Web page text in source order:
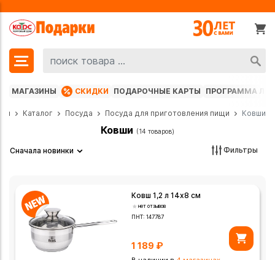
МАГАЗИНЫ СКИДКИ ПОДАРОЧНЫЕ КАРТЫ ПРОГРАММА
Каталог Посуда Посуда для приготовления пищи Ковши
Ковши (14 товаров)
Сначала новинки Фильтры
Ковш 1,2 л 14х8 см
нет отзывов
ПНТ:147787
1 189 ₽